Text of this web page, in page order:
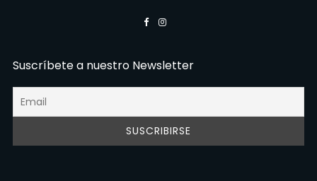
Suscríbete a nuestro Newsletter